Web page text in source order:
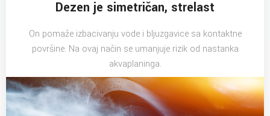
Dezen je simetričan, strelast
On pomaže izbacivanju vode i bljuzgavice sa kontaktne
površine. Na ovaj način se umanjuje rizik od nastanka
akvaplaninga.